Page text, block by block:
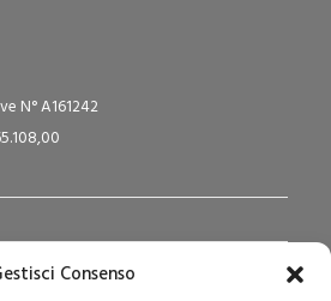
Consenso
N° A161242